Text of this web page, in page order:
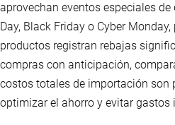
aprovechan eventos especiales
Day, Black Friday o Cyber
productos registran rebajas
compras con anticipación,
costos totales de importación son
optimizar el ahorro y evitar gastos